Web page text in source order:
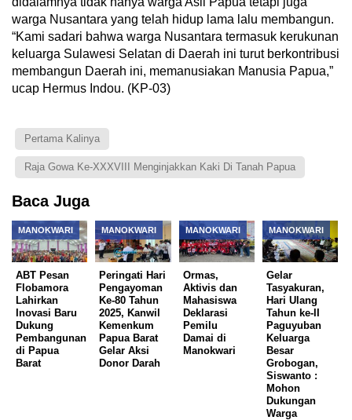
warga Nusantara yang telah hidup lama lalu membangun.
“Kami sadari bahwa warga Nusantara termasuk kerukunan
keluarga Sulawesi Selatan di Daerah ini turut berkontribusi
membangun Daerah ini, memanusiakan Manusia Papua,”
ucap Hermus Indou. (KP-03)
Pertama Kalinya
Raja Gowa Ke-XXXVIII Menginjakkan Kaki Di Tanah Papua
Baca Juga
MANOKWARI
ABT Pesan
Flobamora
Lahirkan
Inovasi Baru
Dukung
Pembangunan
di Papua
Barat
MANOKWARI
Peringati Hari
Pengayoman
Ke-80 Tahun
2025, Kanwil
Kemenkum
Papua Barat
Gelar Aksi
Donor Darah
MANOKWARI
Ormas,
Aktivis dan
Mahasiswa
Deklarasi
Pemilu
Damai di
Manokwari
MANOKWARI
Gelar
Tasyakuran,
Hari Ulang
Tahun ke-II
Paguyuban
Keluarga
Besar
Grobogan,
Siswanto :
Mohon
Dukungan
Warga